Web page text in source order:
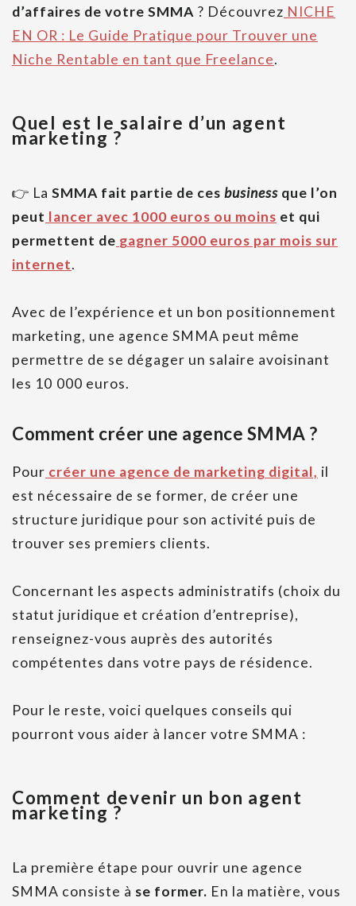
d’affaires de votre SMMA ? Découvrez NICHE
EN OR : Le Guide Pratique pour Trouver une
Niche Rentable en tant que Freelance.
Quel est le salaire d’un agent
marketing ?
👉 La SMMA fait partie de ces business que l’on
peut lancer avec 1000 euros ou moins et qui
permettent de gagner 5000 euros par mois sur
internet.
Avec de l’expérience et un bon positionnement
marketing, une agence SMMA peut même
permettre de se dégager un salaire avoisinant
les 10 000 euros.
Comment créer une agence SMMA ?
Pour créer une agence de marketing digital, il
est nécessaire de se former, de créer une
structure juridique pour son activité puis de
trouver ses premiers clients.
Concernant les aspects administratifs (choix du
statut juridique et création d’entreprise),
renseignez-vous auprès des autorités
compétentes dans votre pays de résidence.
Pour le reste, voici quelques conseils qui
pourront vous aider à lancer votre SMMA :
Comment devenir un bon agent
marketing ?
La première étape pour ouvrir une agence
SMMA consiste à se former. En la matière, vous